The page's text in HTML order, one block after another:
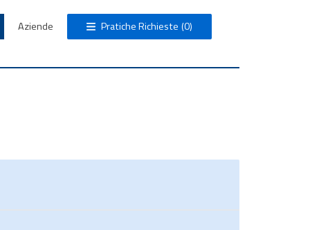
Aziende Pratiche Richieste (0)